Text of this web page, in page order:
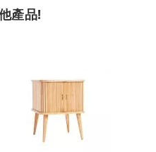
產品!